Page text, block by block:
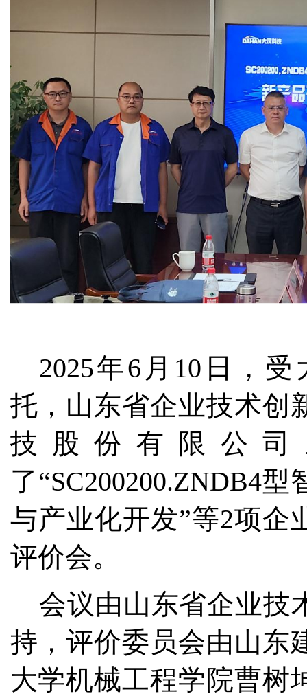
2025年6 月 10 日，
托，山东省企业技术创
技股份有限公
了 “SC200200.ZNDB4型
与产业化开发”等2项企
评价会。
会议由山东省企业技
持，评价委员会由山东
大学机械工程学院曹树